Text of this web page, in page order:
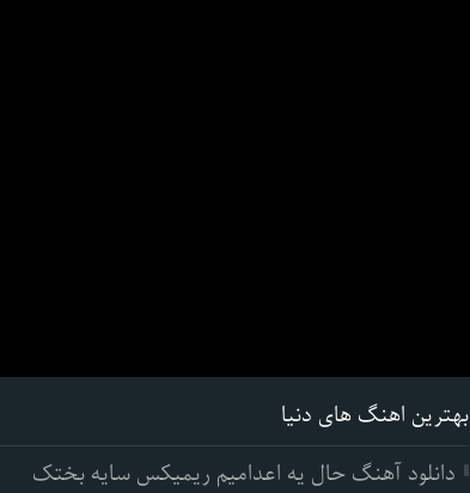
بهترین اهنگ های دنیا
دانلود آهنگ حال یه اعدامیم ریمیکس سایه بختک